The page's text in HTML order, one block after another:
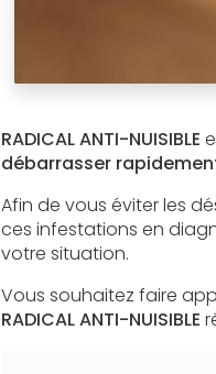
RADICAL ANTI-NUISIBLE
débarrasser
Afin de vous éviter les
ces infestations en
votre situation.
Vous souhaitez faire
RADICAL ANTI-NUISIBLE